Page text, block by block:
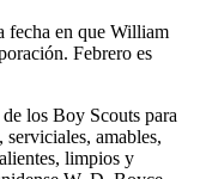
fecha en que William
Febrero es
los Boy Scouts para
amables,
limpios y